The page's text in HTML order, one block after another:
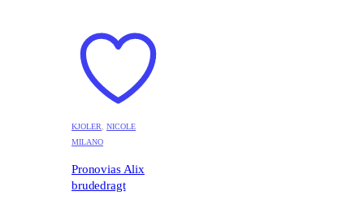
KJOLER
NICOLE
MILANO
Pronovias Alix
brudedragt